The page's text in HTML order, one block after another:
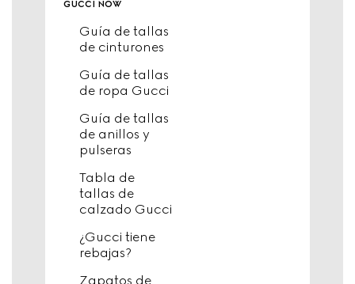
gucci now
Guía de tallas
de cinturones
Guía de tallas
de ropa Gucci
Guía de tallas
de anillos y
pulseras
Tabla de
tallas de
calzado Gucci
¿Gucci tiene
rebajas?
Zapatos de